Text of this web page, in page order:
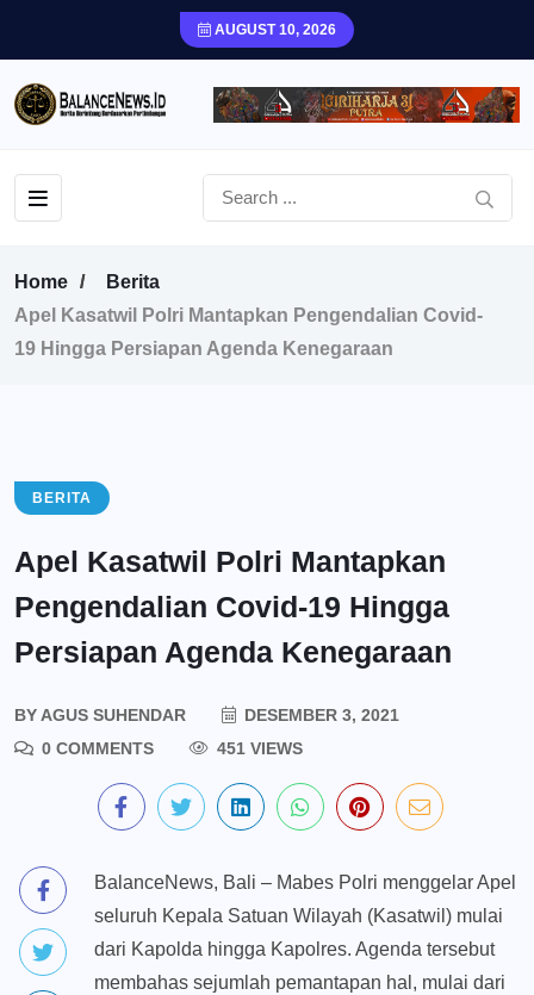
AUGUST 10, 2026
Home
Berita
Apel Kasatwil Polri Mantapkan Pengendalian Covid-
19 Hingga Persiapan Agenda Kenegaraan
BERITA
Apel Kasatwil Polri Mantapkan
Pengendalian Covid-19 Hingga
Persiapan Agenda Kenegaraan
BYAGUS SUHENDAR
DESEMBER 3, 2021
0 COMMENTS
451 VIEWS
BalanceNews, Bali – Mabes Polri menggelar Apel
seluruh Kepala Satuan Wilayah (Kasatwil) mulai
dari Kapolda hingga Kapolres. Agenda tersebut
membahas sejumlah pemantapan hal, mulai dari